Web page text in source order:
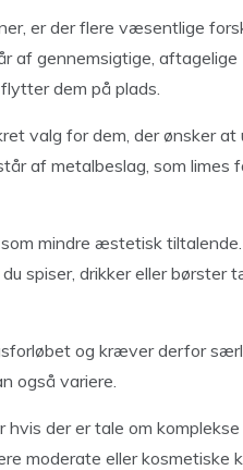
er der flere væsentlige
af gennemsigtige, aftagelige
dem på plads.
valg for dem, der ønsker at
af metalbeslag, som limes
mindre æstetisk
spiser, drikker eller børster
og kræver derfor
også variere.
der er tale om komplekse
moderate eller kosmetiske